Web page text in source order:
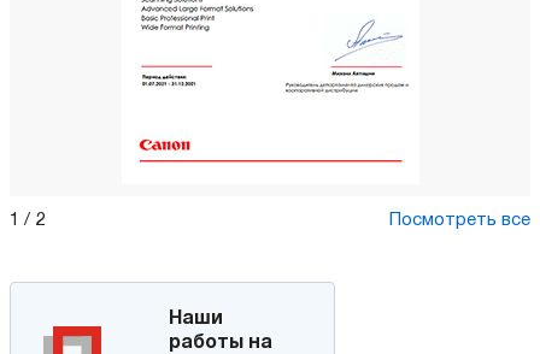
1 / 2 Посмотреть все
Наши
работы на